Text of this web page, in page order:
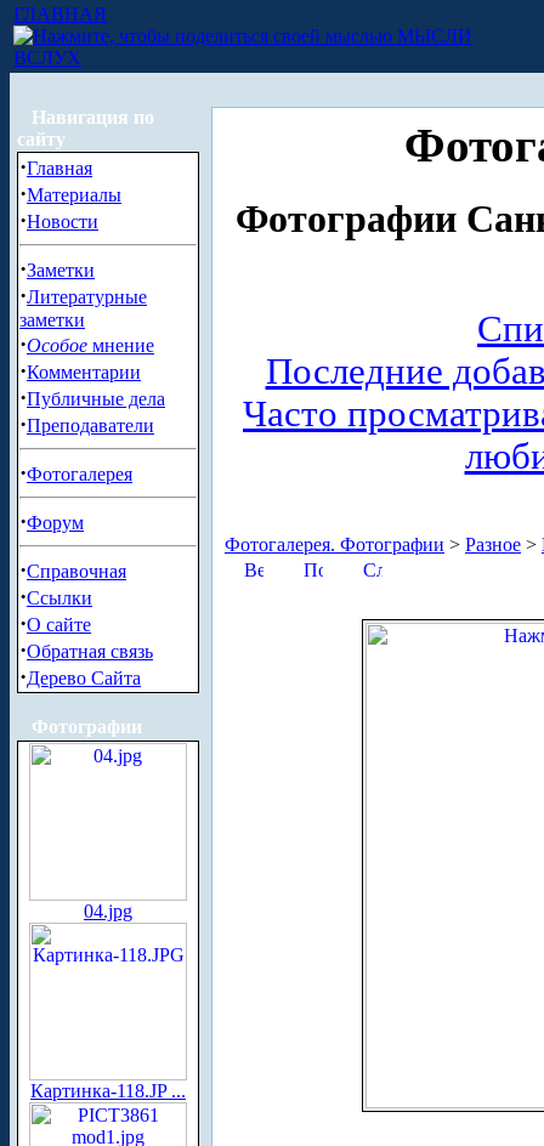
ГЛАВНАЯ
МЫСЛИ
ВСЛУХ
Навигация по
сайту
·Главная
·Материалы
·Новости
·Заметки
·Литературные
заметки
·Особое мнение
·Комментарии
·Публичные дела
·Преподаватели
·Фотогалерея
·Форум
·Справочная
·Ссылки
·О сайте
·Обратная связь
·Дерево Сайта
Фотографии
04.jpg
Картинка-118.JP ...
Фотографии
Последние
Часто
Фотогалерея. Фотографии > Разное >